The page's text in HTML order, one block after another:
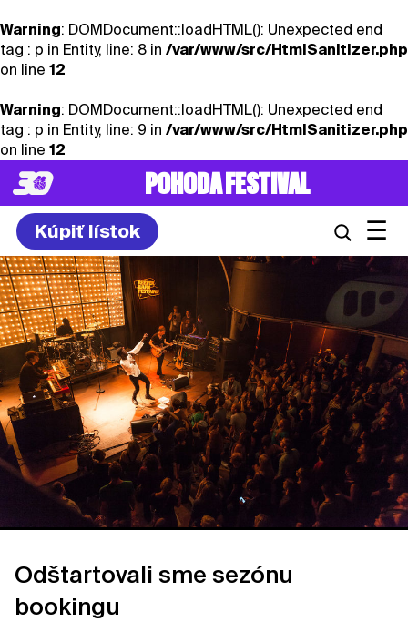
Warning: DOMDocument::loadHTML(): Unexpected end
tag : p in Entity, line: 8 in /var/www/src/HtmlSanitizer.php
on line 12
Warning: DOMDocument::loadHTML(): Unexpected end
tag : p in Entity, line: 9 in /var/www/src/HtmlSanitizer.php
on line 12
POHODA FESTIVAL
Kúpiť lístok ☰
Odštartovali sme sezónu
bookingu